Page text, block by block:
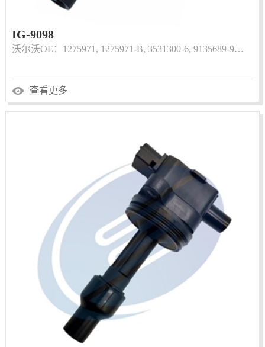
IG-9098
沃尔沃OE：1275971, 1275971-B, 3531300-6, 9135689-9…
查看更多